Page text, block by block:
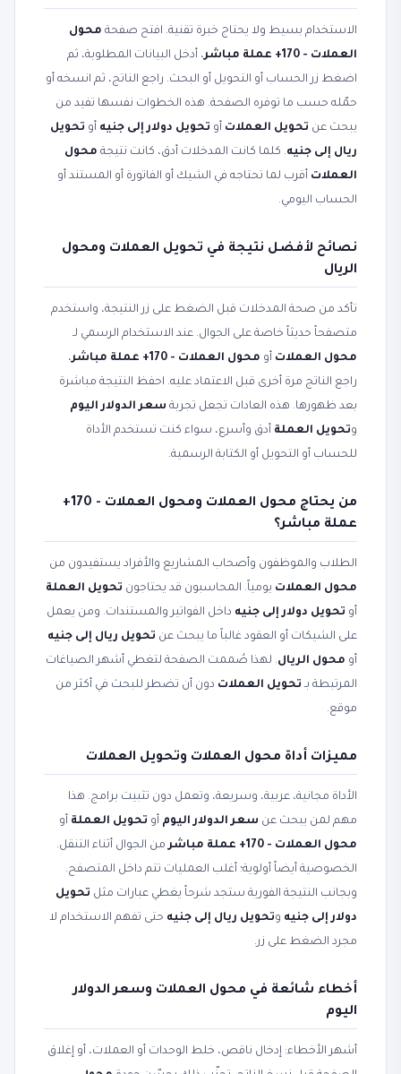
الاستخدام بسيط ولا يحتاج خبرة تقنية. افتح صفحة محول
العملات - 170+ عملة مباشر
، أدخل البيانات المطلوبة، ثم
اضغط زر الحساب أو التحويل أو البحث. راجع الناتج، ثم انسخه أو
حمّله حسب ما توفره الصفحة. هذه الخطوات نفسها تفيد من
يبحث عن تحويل العملات أو تحويل دولار إلى جنيه أو تحويل
ريال إلى جنيه. كلما كانت المدخلات أدق، كانت نتيجة محول
العملات أقرب لما تحتاجه في الشيك أو الفاتورة أو المستند أو
الحساب اليومي.
نصائح لأفضل نتيجة في تحويل العملات ومحول
الريال
تأكد من صحة المدخلات قبل الضغط على زر النتيجة، واستخدم
متصفحاً حديثاً خاصة على الجوال. عند الاستخدام الرسمي لـ
محول العملات أو محول العملات - 170+ عملة مباشر
،
راجع الناتج مرة أخرى قبل الاعتماد عليه. احفظ النتيجة مباشرة
بعد ظهورها. هذه العادات تجعل تجربة سعر الدولار اليوم
وتحويل العملة أدق وأسرع، سواء كنت تستخدم الأداة
للحساب أو التحويل أو الكتابة الرسمية.
من يحتاج محول العملات ومحول العملات - 170+
عملة مباشر؟
الطلاب والموظفون وأصحاب المشاريع والأفراد يستفيدون من
محول العملات يومياً. المحاسبون قد يحتاجون تحويل العملة
أو تحويل دولار إلى جنيه داخل الفواتير والمستندات. ومن يعمل
على الشيكات أو العقود غالباً ما يبحث عن تحويل ريال إلى جنيه
أو محول الريال. لهذا صُممت الصفحة لتغطي أشهر الصياغات
المرتبطة بـ تحويل العملات دون أن تضطر للبحث في أكثر من
موقع.
مميزات أداة محول العملات وتحويل العملات
الأداة مجانية، عربية، وسريعة، وتعمل دون تثبيت برامج. هذا
مهم لمن يبحث عن سعر الدولار اليوم أو تحويل العملة أو
محول العملات - 170+ عملة مباشر
من الجوال أثناء التنقل.
الخصوصية أيضاً أولوية؛ أغلب العمليات تتم داخل المتصفح.
وبجانب النتيجة الفورية ستجد شرحاً يغطي عبارات مثل تحويل
دولار إلى جنيه وتحويل ريال إلى جنيه حتى تفهم الاستخدام لا
مجرد الضغط على زر.
أخطاء شائعة في محول العملات وسعر الدولار
اليوم
أشهر الأخطاء: إدخال ناقص، خلط الوحدات أو العملات، أو إغلاق